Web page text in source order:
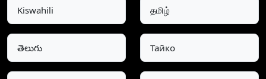
Kiswahili தமிழ்
తెలుగు Тайко